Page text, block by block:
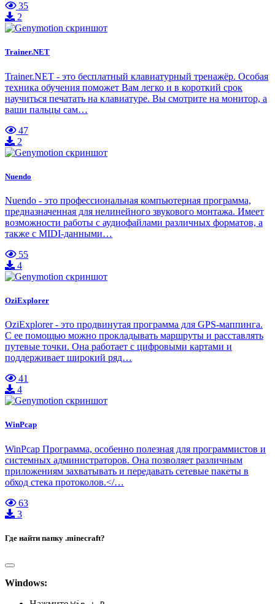
35
2
Trainer.NET
Trainer.NET - это бесплатный клавиатурный тренажёр. Особая
техника обучения поможет Вам легко и в короткий срок
научиться печатать на клавиатуре. Вы смотрите на монитор, а
ваши пальцы сам…
47
2
Nuendo
Nuendo - это профессиональная компьютерная программа,
предназначенная для нелинейного звукового монтажа. Имеет
возможности работы с аудиофайлами различных форматов, а
также с MIDI-данными…
55
4
OziExplorer
OziExplorer - это продвинутая программа для GPS-маппинга.
С ее помощью можно прокладывать маршруты и расставлять
путевые точки. Она работает с цифровыми картами и
поддерживает широкий ряд…
41
4
WinPcap
WinPcap Программа, особенно полезная для программистов и
системных администраторов. Она позволяет различным
приложениям захватывать и передавать сетевые пакеты в
обход стека протоколов.</…
63
3
Где найти папку .minecraft?
Windows: